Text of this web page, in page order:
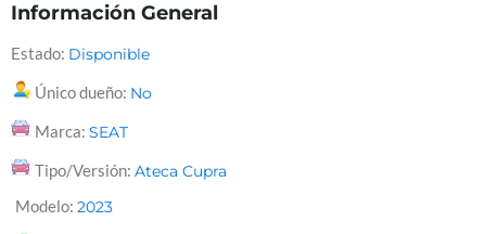
Información General
Estado: Disponible
Único dueño: No
Marca: SEAT
Tipo/Versión: Ateca Cupra
Modelo: 2023